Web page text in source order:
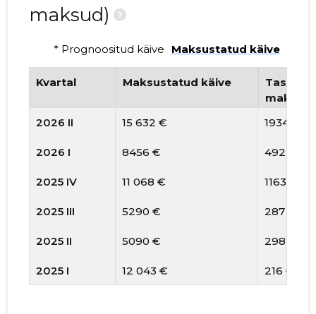
maksud)
?
* Prognoositud käive Maksustatud käive
Kvartal Maksustatud käive
maksud
2026 II
15 632 € 1934 €
2026 I 8456 € 492 €
2025 IV 11 068 € 1163 €
2025 III 5290 € 287 €
2025 II 5090 € 298 €
2025 I 12 043 € 216 €